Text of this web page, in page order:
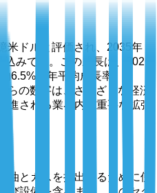
米ドルと評価され、2035年
みです。この成長は、2026
6.5%の年平均成長率
らの数字は、さまざまな経済
進される業界内の重要な拡張
油とガスを抽出するために使